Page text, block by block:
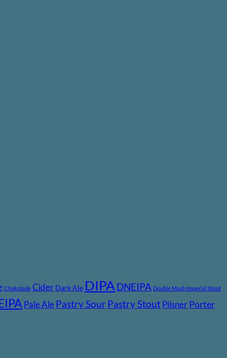
Chokolade Cider Dark Ale DIPA DNEIPA Double Mash Imperial Stout
Pale Ale Pastry Sour Pastry StoutPilsnerPorter